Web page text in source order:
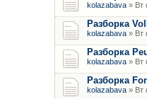
kolazabava » Вт
Разборка
kolazabava » Вт
Разборка
kolazabava » Вт
Разборка
kolazabava » Вт